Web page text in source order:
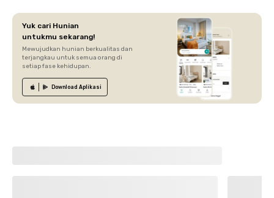
Yuk cari Hunian
untukmu sekarang!
Mewujudkan hunian berkualitas dan
terjangkau untuk semua orang di
setiap fase kehidupan.
Download Aplikasi